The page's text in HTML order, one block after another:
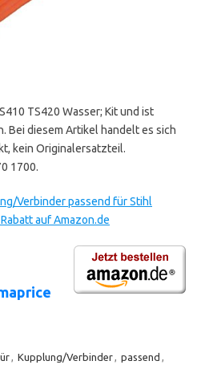
TS420 Wasser; Kit und ist
Bei diesem Artikel handelt es sich
kein Originalersatzteil.
1700.
Verbinder passend für Stihl
auf Amazon.de
, Kupplung/Verbinder, passend ,